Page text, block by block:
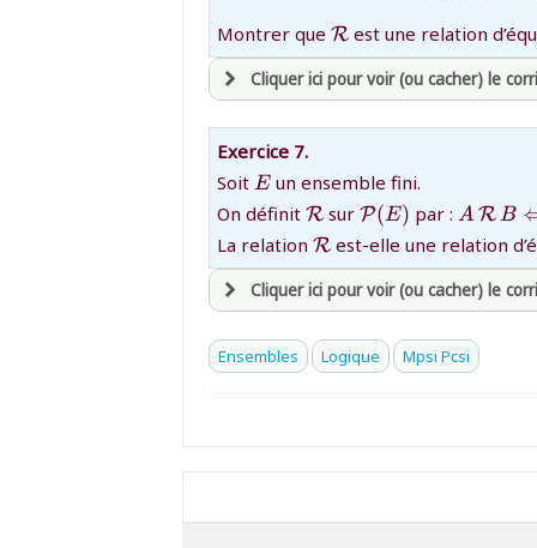
Montrer que {\mathcal
R}
Rest une relation
Cliquer ici pour voir (ou cacher) le
avoir une souscription active sur
et être
connecté au site
revenir àla page d'accueil
ou testerla page d'extraits libres
ou consulterle plan du site
Exercice 7.
Soit {E}
Eun ensemble fini.
On définit {\mathcal
R}
Rsur {{\mathcal
P}(E)}
P(E) par :A RB
La relation {\mathcal
R}
Rest-elle une relation
Cliquer ici pour voir (ou cacher) le
avoirune souscription active sur
Ensembles Logique Mpsi Pcsi